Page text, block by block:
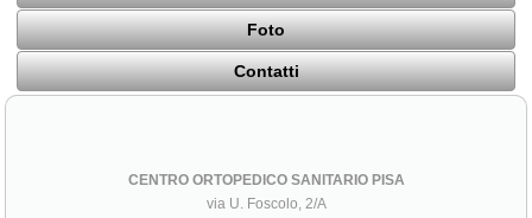
Foto
Contatti
CENTRO ORTOPEDICO SANITARIO PISA
via U. Foscolo, 2/A